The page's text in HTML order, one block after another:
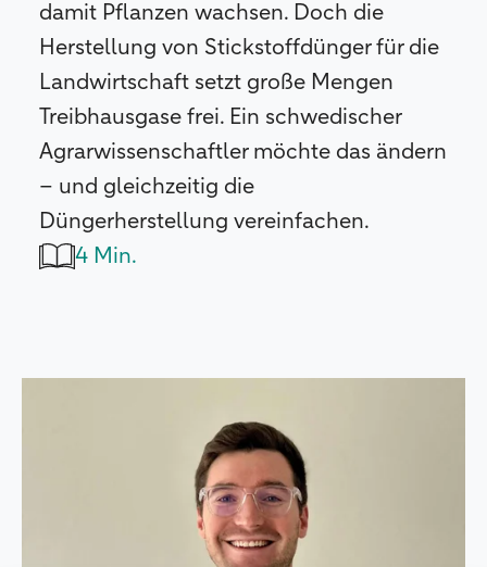
damit Pflanzen wachsen. Doch die
Herstellung von Stickstoffdünger für die
Landwirtschaft setzt große Mengen
Treibhausgase frei. Ein schwedischer
Agrarwissenschaftler möchte das ändern
– und gleichzeitig die
Düngerherstellung vereinfachen.
4 Min.